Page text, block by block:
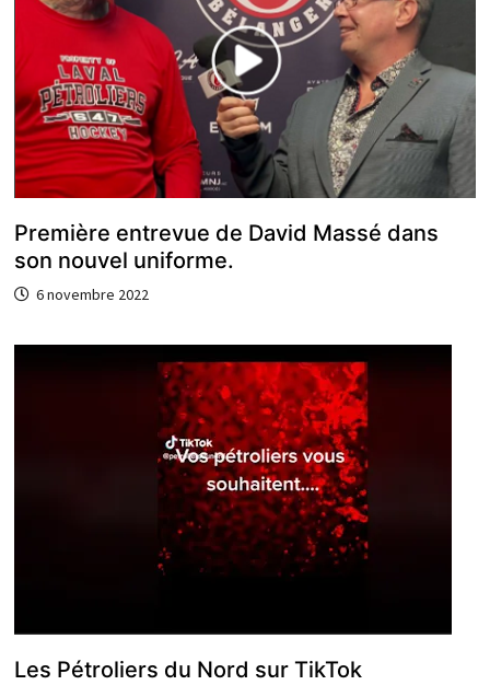
Première entrevue de David Massé dans
son nouvel uniforme.
6 novembre 2022
Les Pétroliers du Nord sur TikTok